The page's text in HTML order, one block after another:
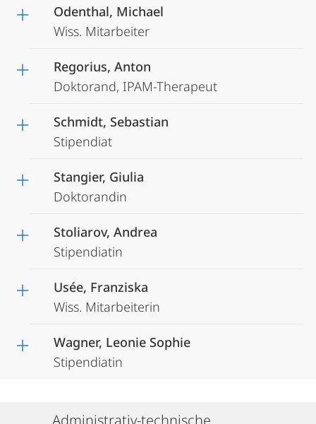
Odenthal, Michael
Wiss. Mitarbeiter
Regorius, Anton
Doktorand, IPAM-Therapeut
Schmidt, Sebastian
Stipendiat
Stangier, Giulia
Doktorandin
Stoliarov, Andrea
Stipendiatin
Usée, Franziska
Wiss. Mitarbeiterin
Wagner, Leonie Sophie
Stipendiatin
Administrativ-technische